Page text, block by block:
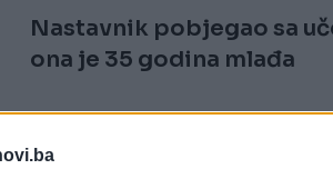
Nastavnik pobjegao sa
ona je 35 godina mlađa
Saznaj više